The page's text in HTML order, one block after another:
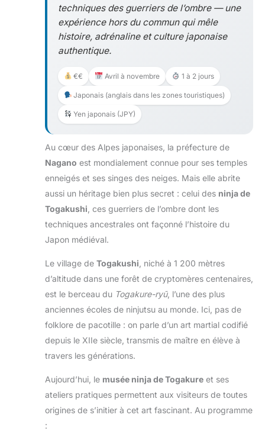
techniques des guerriers de l’ombre — une
expérience hors du commun qui mêle
histoire, adrénaline et culture japonaise
authentique.
€€ Avril à novembre 1 à 2 jours
Japonais (anglais dans les zones touristiques)
Yen japonais (JPY)
Au cœur des Alpes japonaises, la préfecture de
Nagano est mondialement connue pour ses temples
enneigés et ses singes des neiges. Mais elle abrite
aussi un héritage bien plus secret : celui des ninja de
Togakushi , ces guerriers de l’ombre dont les
techniques ancestrales ont façonné l’histoire du
Japon médiéval.
Le village de Togakushi , niché à 1 200 mètres
d’altitude dans une forêt de cryptomères centenaires,
est le berceau du Togakure-ryū, l’une des plus
anciennes écoles de ninjutsu au monde. Ici, pas de
folklore de pacotille : on parle d’un art martial codifié
depuis le XIIe siècle, transmis de maître en élève à
travers les générations.
Aujourd’hui, le musée ninja de Togakure et ses
ateliers pratiques permettent aux visiteurs de toutes
origines de s’initier à cet art fascinant. Au programme
: